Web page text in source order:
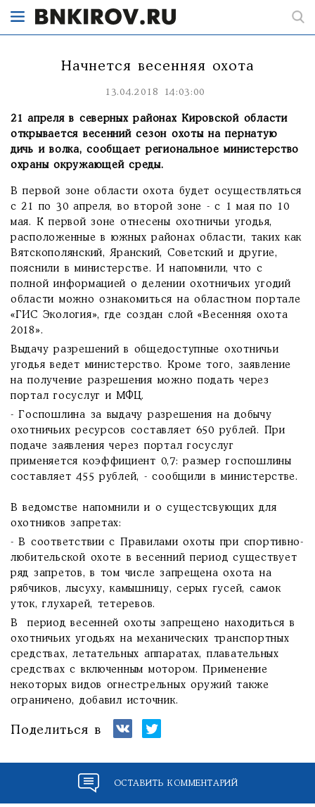
Начнется весенняя охота
13.04.2018 14:03:00
21 апреля в северных районах Кировской области
открывается весенний сезон охоты на пернатую
дичь и волка, сообщает региональное министерство
охраны окружающей среды.
В первой зоне области охота будет осуществляться
с 21 по 30 апреля, во второй зоне - с 1 мая по 10
мая. К первой зоне отнесены охотничьи угодья,
расположенные в южных районах области, таких как
Вятскополянский, Яранский, Советский и другие,
пояснили в министерстве. И напомнили, что с
полной информацией о делении охотничьих угодий
области можно ознакомиться на областном портале
«ГИС Экология», где создан слой «Весенняя охота
2018».
Выдачу разрешений в общедоступные охотничьи
угодья ведет министерство. Кроме того, заявление
на получение разрешения можно подать через
портал госуслуг и МФЦ.
- Госпошлина за выдачу разрешения на добычу
охотничьих ресурсов составляет 650 рублей. При
подаче заявления через портал госуслуг
применяется коэффициент 0,7: размер госпошлины
составляет 455 рублей, - сообщили в министерстве.
В ведомстве напомнили и о сущестсвующих для
охотников запретах:
- В соответствии с Правилами охоты при спортивно-
любительской охоте в весенний период существует
ряд запретов, в том числе запрещена охота на
рябчиков, лысуху, камышницу, серых гусей, самок
уток, глухарей, тетеревов.
В период весенней охоты запрещено находиться в
охотничьих угодьях на механических транспортных
средствах, летательных аппаратах, плавательных
средствах с включенным мотором. Применение
некоторых видов огнестрельных оружий также
ограничено, добавил источник.
Поделиться в
ОСТАВИТЬ КОММЕНТАРИЙ